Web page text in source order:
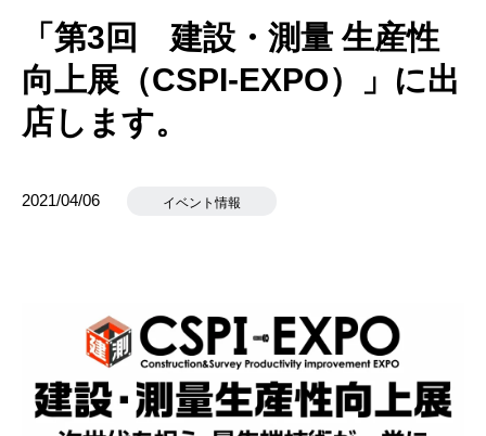
「第3回 建設・測量 生産性
向上展（CSPI-EXPO）」に出
店します。
2021/04/06 イベント情報